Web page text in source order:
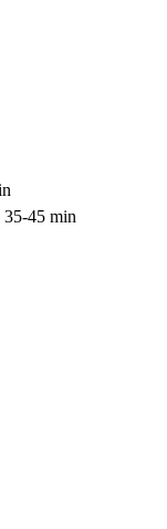
35-45 min